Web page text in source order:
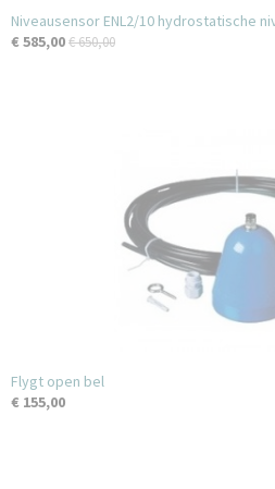
Niveausensor ENL2/10 hydrostatische
€ 585,00€ 650,00
Flygt open bel
€ 155,00